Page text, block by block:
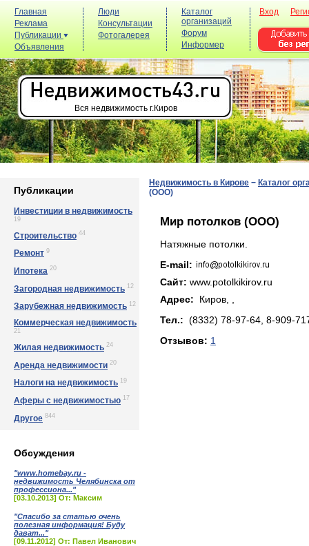
Главная
Реклама
Публикации
Объявления
Люди
Консультации
Фотогалерея
Каталог
организаций
Форум
Информер
Вход
Вся недвижимость г.Киров
Публикации
Инвестиции в недвижимость
19
Строительство 44
Ремонт 9
Ипотека 20
Загородная недвижимость 12
Зарубежная недвижимость 12
Коммерческая недвижимость
21
Жилая недвижимость 24
Аренда недвижимости 20
Налоги на недвижимость 19
Аферы с недвижимостью 17
Другое 844
Обсуждения
"www.homebay.ru -
недвижимость Челябинска от
профессиона..."
[03.10.2013] От: Максим
"Спасибо за статью очень
полезная информация! Буду
дават..."
[09.11.2012] От: Павел Иванович
Недвижимость в Кирове − Каталог
(ООО)
Мир потолков (ООО)
Натяжные потолки.
E-mail:
Сайт: www.potolkikirov.ru
Адрес: Киров, ,
Тел.: (8332) 78-97-64, 8-909-
Отзывов: 1